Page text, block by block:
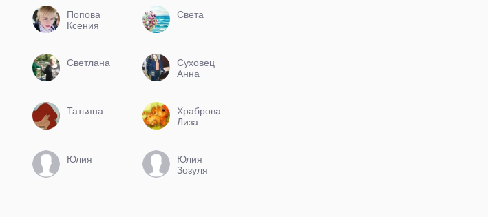
Попова
Ксения
Света
Светлана
Суховец
Анна
Татьяна
Храброва
Лиза
Юлия
Юлия
Зозуля